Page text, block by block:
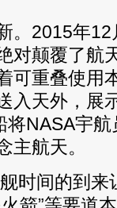
。2015年
对颠覆了航
可重叠使用
入天外，展
NASA宇
主航天。
时间的到来